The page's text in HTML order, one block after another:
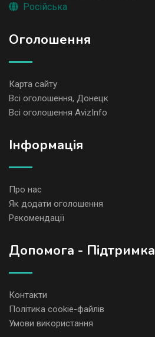
Російська
Оголошення
Карта сайту
Всі оголошення, Донецк
Всі оголошення AvizInfo
Iнформація
Про нас
Як додати оголошення
Рекомендації
Допомога - Підтримка
Контакти
Політика cookie-файлів
Умови використання